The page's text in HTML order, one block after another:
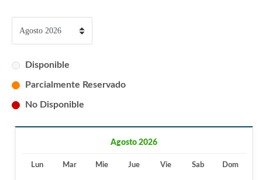
Disponible
Parcialmente Reservado
No Disponible
Agosto 2026
Lun Mar Mie Jue Vie Sab Dom